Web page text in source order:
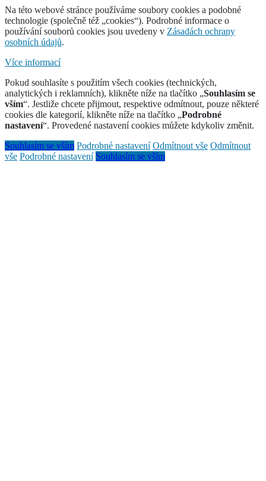
Na této webové stránce používáme soubory cookies a podobné
technologie (společně též „cookies“). Podrobné informace o
používání souborů cookies jsou uvedeny v Zásadách ochrany
osobních údajů.
Více informací
Pokud souhlasíte s použitím všech cookies (technických,
analytických i reklamních), klikněte níže na tlačítko „Souhlasím se
vším“. Jestliže chcete přijmout, respektive odmítnout, pouze některé
cookies dle kategorií, klikněte níže na tlačítko „Podrobné
nastavení“. Provedené nastavení cookies můžete kdykoliv změnit.
Souhlasím se vším Podrobné nastavení Odmítnout vše Odmítnout
vše Podrobné nastavení Souhlasím se vším